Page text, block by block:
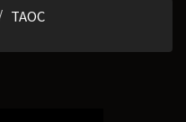
TAOC